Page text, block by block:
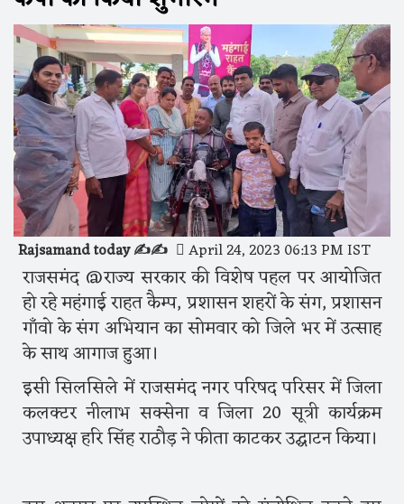
Rajsamand today ✍️✍️ April 24, 2023 06:13 PM IST
राजसमंद @राज्य सरकार की विशेष पहल पर आयोजित
हो रहे महंगाई राहत कैम्प, प्रशासन शहरों के संग, प्रशासन
गाँवो के संग अभियान का सोमवार को जिले भर में उत्साह
के साथ आगाज हुआ।
इसी सिलसिले में राजसमंद नगर परिषद परिसर में जिला
कलक्टर नीलाभ सक्सेना व जिला 20 सूत्री कार्यक्रम
उपाध्यक्ष हरि सिंह राठौड़ ने फीता काटकर उद्घाटन किया।